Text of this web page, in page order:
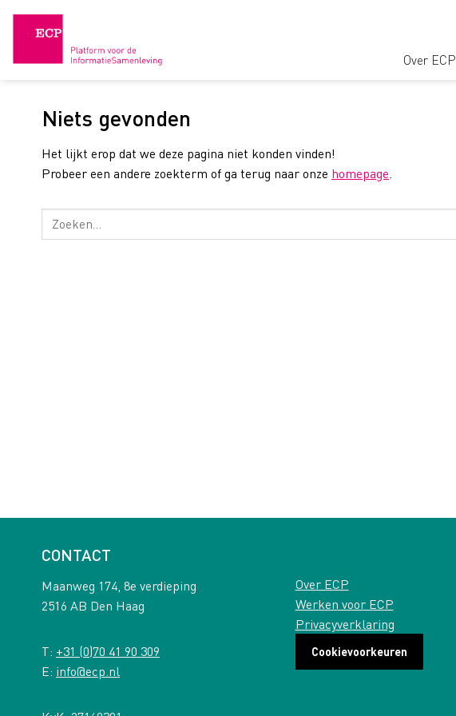
Over ECP
Niets gevonden
Het lijkt erop dat we deze pagina niet konden vinden!
Probeer een andere zoekterm of ga terug naar onze homepage
CONTACT
Maanweg 174, 8e verdieping
2516 AB Den Haag
T: +31 (0)70 41 90 309
E: info@ecp.nl
Over ECP
Werken voor ECP
Privacyverklaring
Cookievoorkeuren